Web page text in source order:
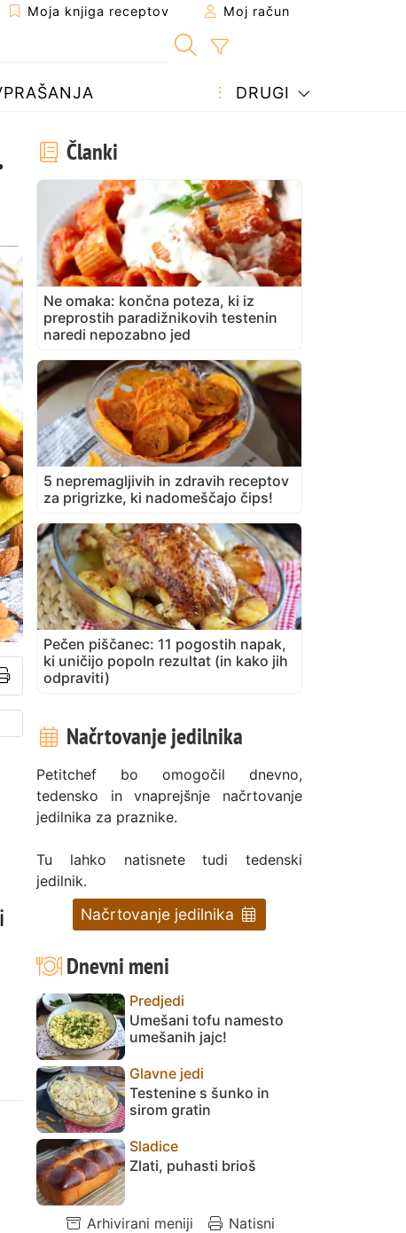
Moja knjiga receptov Moj račun
DRUGI
Članki
Ne omaka: končna poteza, ki iz
preprostih paradižnikovih testenin
naredi nepozabno jed
5 nepremagljivih in zdravih receptov
za prigrizke, ki nadomeščajo čips!
Pečen piščanec: 11 pogostih napak,
ki uničijo popoln rezultat (in kako jih
odpraviti)
Načrtovanje jedilnika
Petitchef bo omogočil dnevno,
tedensko in vnaprejšnje načrtovanje
jedilnika za praznike.
Tu lahko natisnete tudi tedenski
jedilnik.
Načrtovanje jedilnika
Dnevni meni
Predjedi
Umešani tofu namesto
umešanih jajc!
Glavne jedi
Testenine s šunko in
sirom gratin
Sladice
Zlati, puhasti brioš
Arhivirani meniji Natisni